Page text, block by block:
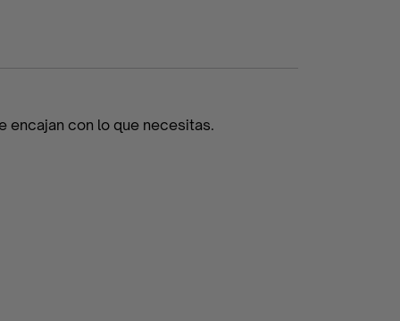
encajan con lo que necesitas.